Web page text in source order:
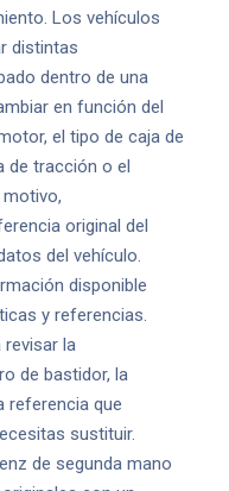
Los vehículos
distintas
dentro de una
en función del
el tipo de caja de
de tracción o el
original del
del vehículo.
disponible
y referencias.
revisar la
de bastidor, la
referencia que
sustituir.
de segunda mano